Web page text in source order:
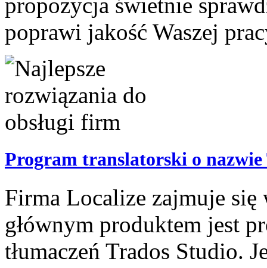
propozycja świetnie
poprawi jakość Waszej
Program translatorski o nazwie
Firma Localize zajmuje się
głównym produktem jest
tłumaczeń Trados Studio.